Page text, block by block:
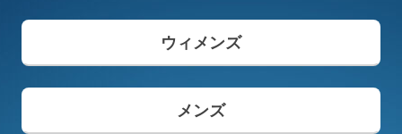
メンズ スリップインズ
キッズ スリップインズ
ウィメンズ
メンズ